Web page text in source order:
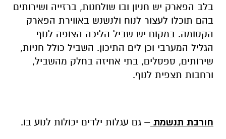
בלב הפארק יש חניון ובו שולחנות, ברזייה ושירותים
בהם תוכלו לעצור לנוח ולנשנש באווירת הפארק
הקסומה. במקום יש שביל הליכה הצופה לנוף
הגליל המערבי וכן לים התיכון. השביל כולל חניות,
שירותים, ספסלים, בתי אחיזה בחלק מהשביל,
ורחבות תצפית לנוף.
חורבת תנשמת – גם עגלות ילדים יכולות לנוע בו.